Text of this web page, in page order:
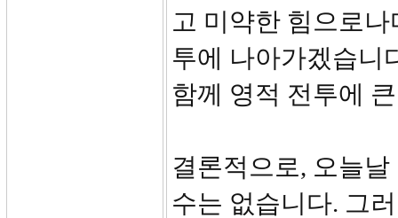
고 미약한 힘으로
투에 나아가겠습니
함께 영적 전투에
결론적으로, 오늘
수는 없습니다. 그